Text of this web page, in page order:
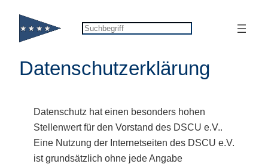
Zum
Inhalt
springen
Suchen
Datenschutzerklärung
Datenschutz hat einen besonders hohen
Stellenwert für den Vorstand des DSCU e.V..
Eine Nutzung der Internetseiten des DSCU e.V.
ist grundsätzlich ohne jede Angabe